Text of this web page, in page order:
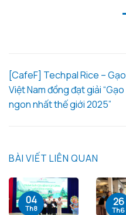
[CafeF] Techpal Rice – Gạo
Việt Nam đồng đạt giải “Gạo
ngon nhất thế giới 2025”
BÀI VIẾT LIÊN QUAN
04
Th8
26
Th6